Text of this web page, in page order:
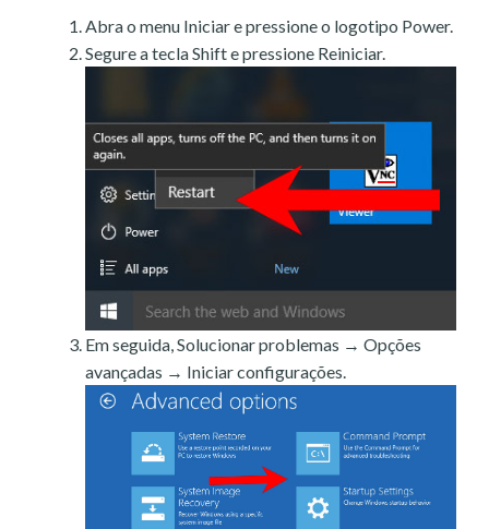
Abra o menu Iniciar e pressione o logotipo Power.
Segure a tecla Shift e pressione Reiniciar.
Em seguida, Solucionar problemas → Opções
avançadas → Iniciar configurações.